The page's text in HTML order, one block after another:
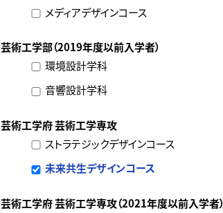
メディアデザインコース
芸術工学部（2019年度以前入学者）
環境設計学科
音響設計学科
芸術工学府 芸術工学専攻
ストラテジックデザインコース
未来共生デザインコース
芸術工学府 芸術工学専攻（2021年度以前入学者）